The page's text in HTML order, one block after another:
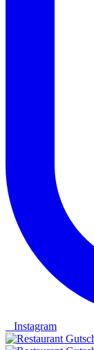
Instagram